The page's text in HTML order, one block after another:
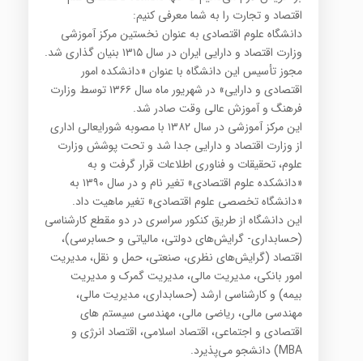
اقتصاد و تجارت را به شما معرفی کنیم:
دانشگاه علوم اقتصادی به عنوان نخستین مرکز آموزشی
وزارت اقتصاد و دارایی ایران در سال ۱۳۱۵ بنیان گذاری شد.
مجوز تأسیس این دانشگاه با عنوان «دانشکده امور
اقتصادی و دارایی» در شهریور ماه سال ۱۳۶۶ توسط وزارت
فرهنگ و آموزش عالی وقت صادر شد.
این مرکز آموزشی در سال ۱۳۸۲ با مصوبه شورایعالی اداری
از وزارت اقتصاد و دارایی جدا شد و تحت پوشش وزارت
علوم، تحقیقات و فناوری اطلاعات قرار گرفت و به
«دانشکده علوم اقتصادی» تغیر نام و در سال ۱۳۹۰ به
«دانشگاه تخصصی علوم اقتصادی» تغیر ماهیت داد.
این دانشگاه از طریق کنکور سراسری در دو مقطع کارشناسی
(حسابداری- گرایش‌های دولتی، مالیاتی و حسابرسی)،
اقتصاد (گرایش‌های نظری، صنعتی، حمل و نقل، مدیریت
امور بانکی، مدیریت مالی، مدیریت گمرک و مدیریت
بیمه) و کارشناسی ارشد (حسابداری، مدیریت مالی،
مهندسی مالی، ریاضی مالی، مهندسی سیستم های
اقتصادی و اجتماعی، اقتصاد اسلامی، اقتصاد انرژی و
MBA) دانشجو می‌پذیرد.